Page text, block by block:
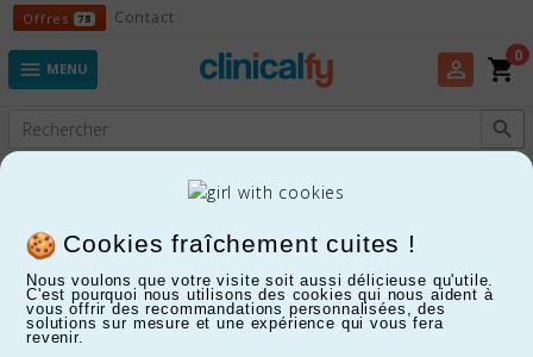
Cookies fraîchement cuites !
Nous voulons que votre visite soit aussi délicieuse qu'utile.
C'est pourquoi nous utilisons des cookies qui nous aident à
vous offrir des recommandations personnalisées, des
solutions sur mesure et une expérience qui vous fera
revenir.
Offres 78 OffresContact
 MENU perm_identity shopping_cart
0

Otras categorías
FILTRER
Affichage 1-24 de 86 article(s)